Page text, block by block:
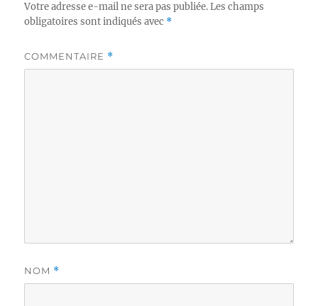
Votre adresse e-mail ne sera pas publiée. Les champs
obligatoires sont indiqués avec *
COMMENTAIRE *
NOM *